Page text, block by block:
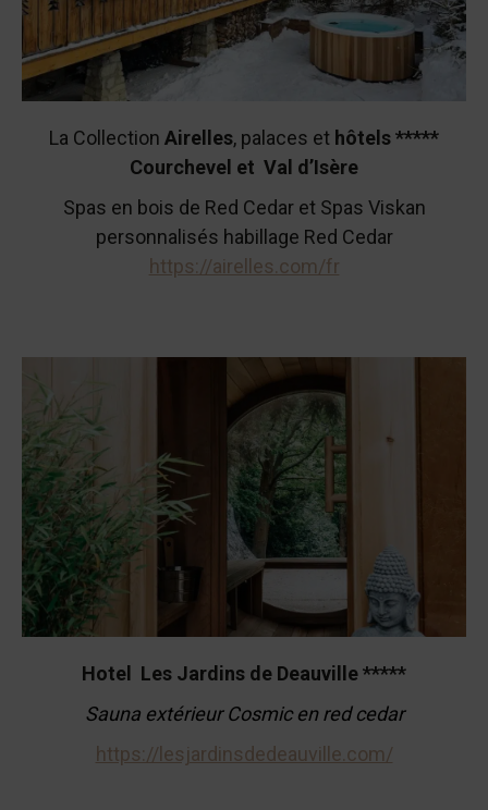
La Collection Airelles, palaces et hôtels *****
Courchevel et Val d’Isère
Spas en bois de Red Cedar et Spas Viskan
personnalisés habillage Red Cedar
https://airelles.com/fr
Hotel Les Jardins de Deauville *****
Sauna extérieur Cosmic en red cedar
https://lesjardinsdedeauville.com/